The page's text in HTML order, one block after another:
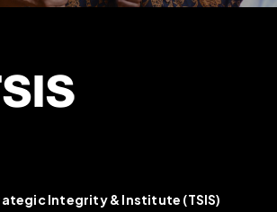
Integrity & Institute (TSIS)